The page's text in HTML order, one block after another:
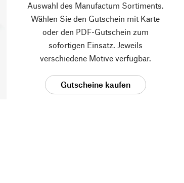
Auswahl des Manufactum Sortiments.
Wählen Sie den Gutschein mit Karte
oder den PDF-Gutschein zum
sofortigen Einsatz. Jeweils
verschiedene Motive verfügbar.
Gutscheine kaufen